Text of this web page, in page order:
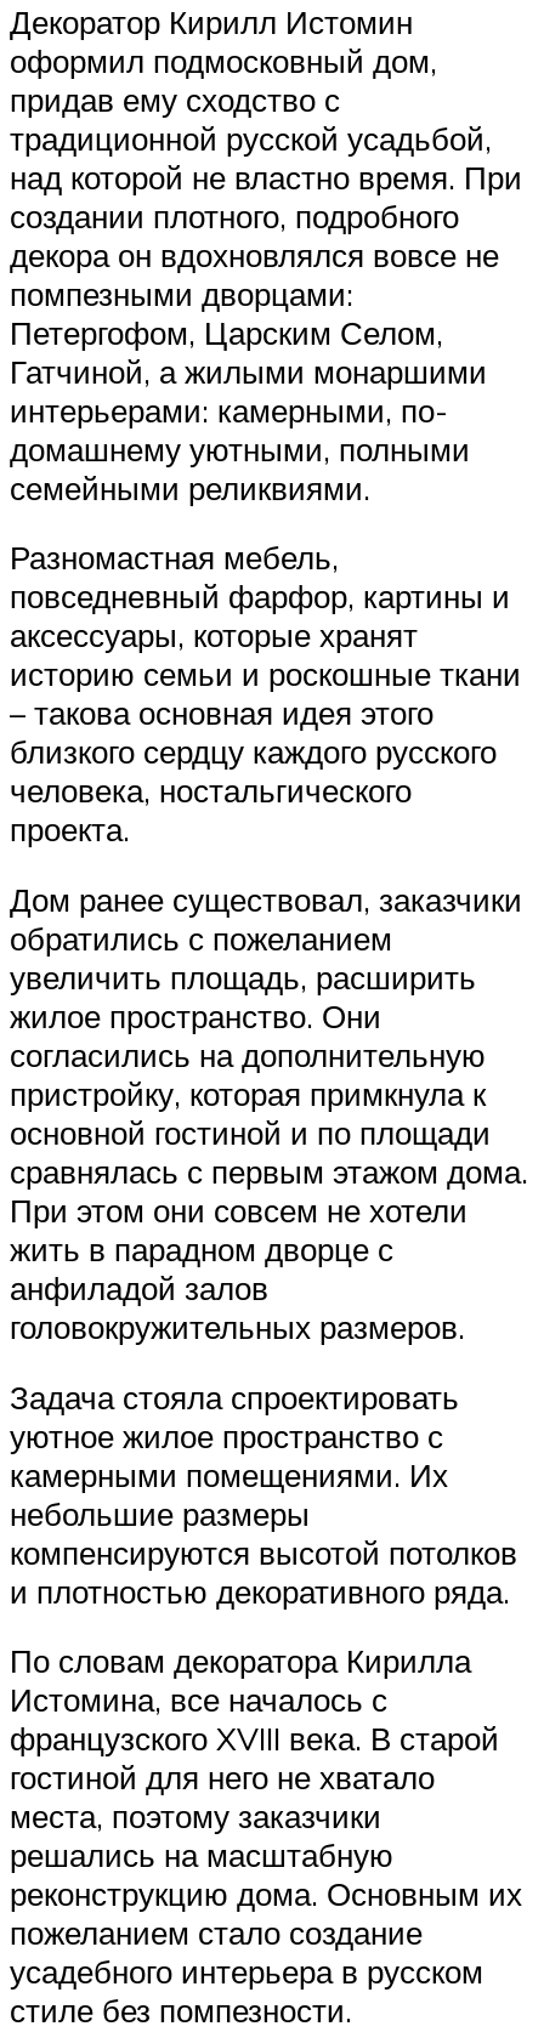
Декоратор Кирилл Истомин
оформил подмосковный дом,
придав ему сходство с
традиционной русской усадьбой,
над которой не властно время. При
создании плотного, подробного
декора он вдохновлялся вовсе не
помпезными дворцами:
Петергофом, Царским Селом,
Гатчиной, а жилыми монаршими
интерьерами: камерными, по-
домашнему уютными, полными
семейными реликвиями.
Разномастная мебель,
повседневный фарфор, картины и
аксессуары, которые хранят
историю семьи и роскошные ткани
– такова основная идея этого
близкого сердцу каждого русского
человека, ностальгического
проекта.
Дом ранее существовал, заказчики
обратились с пожеланием
увеличить площадь, расширить
жилое пространство. Они
согласились на дополнительную
пристройку, которая примкнула к
основной гостиной и по площади
сравнялась с первым этажом дома.
При этом они совсем не хотели
жить в парадном дворце с
анфиладой залов
головокружительных размеров.
Задача стояла спроектировать
уютное жилое пространство с
камерными помещениями. Их
небольшие размеры
компенсируются высотой потолков
и плотностью декоративного ряда.
По словам декоратора Кирилла
Истомина, все началось с
французского XVIII века. В старой
гостиной для него не хватало
места, поэтому заказчики
решались на масштабную
реконструкцию дома. Основным их
пожеланием стало создание
усадебного интерьера в русском
стиле без помпезности.